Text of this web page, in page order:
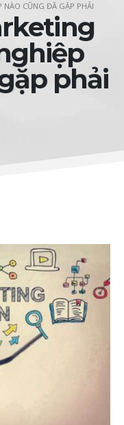
NÀO CŨNG ĐÃ GẶP PHẢI
phải